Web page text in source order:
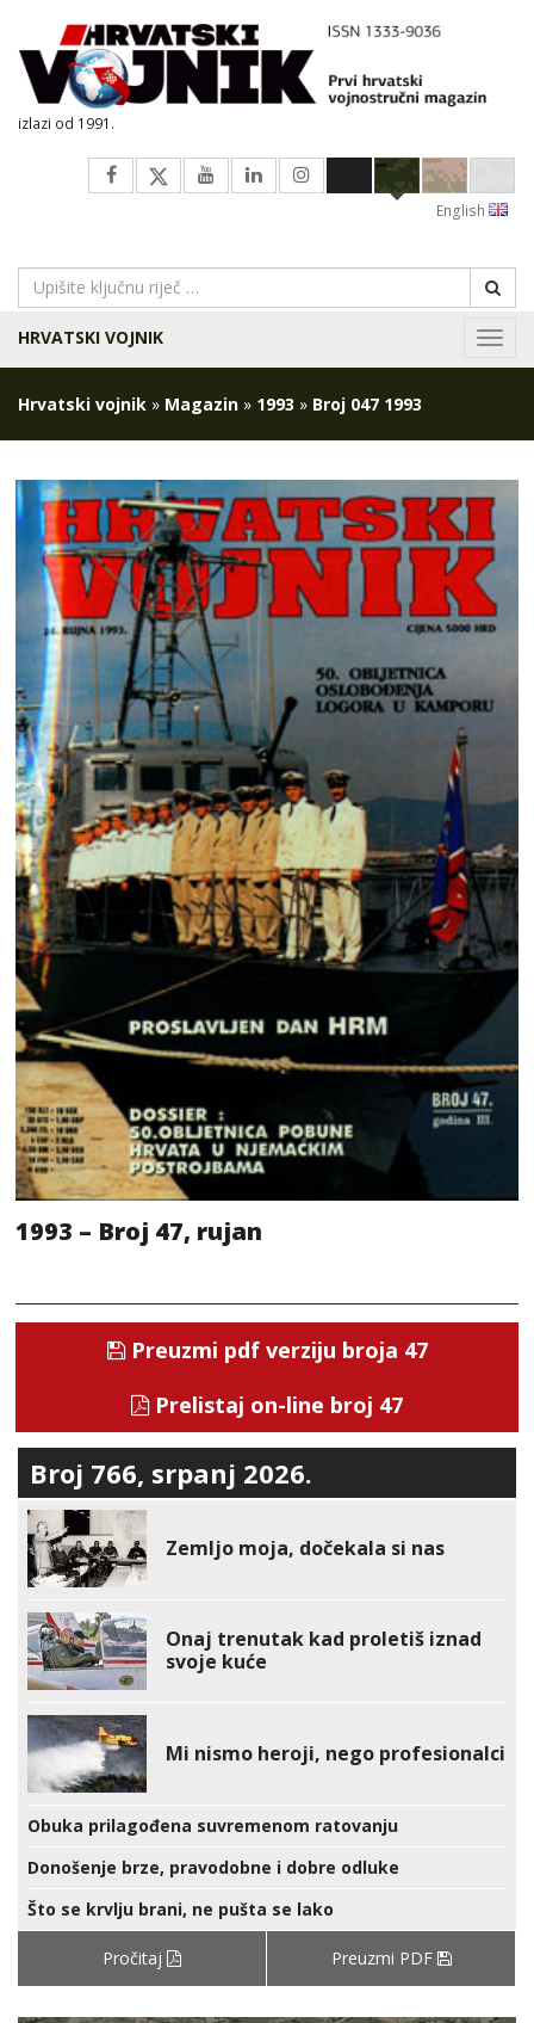
izlazi od 1991.
English
HRVATSKI VOJNIK
Hrvatski vojnik » Magazin » 1993 » Broj 047 1993
1993 – Broj 47, rujan
Preuzmi pdf verziju broja 47
Prelistaj on-line broj 47
Broj 766, srpanj 2026.
Zemljo moja, dočekala si nas
Onaj trenutak kad proletiš iznad
svoje kuće
Mi nismo heroji, nego profesionalci
Obuka prilagođena suvremenom ratovanju
Donošenje brze, pravodobne i dobre odluke
Što se krvlju brani, ne pušta se lako
Pročitaj Preuzmi PDF